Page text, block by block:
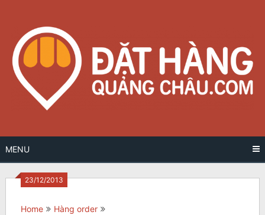
content
MENU
23/12/2013
Home
Hàng order